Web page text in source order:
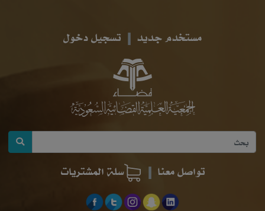
مستخدم جديد تسجيل دخول
تواصل معنا سلة المشتريات